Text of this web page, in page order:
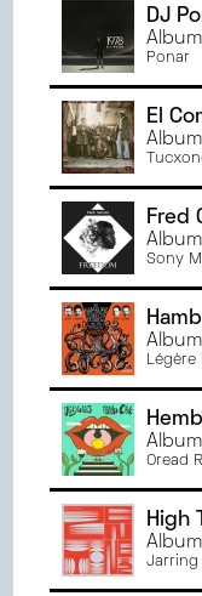
DJ
Ponar
El
Fred
Sony
Légère
Oread
High
Jarring